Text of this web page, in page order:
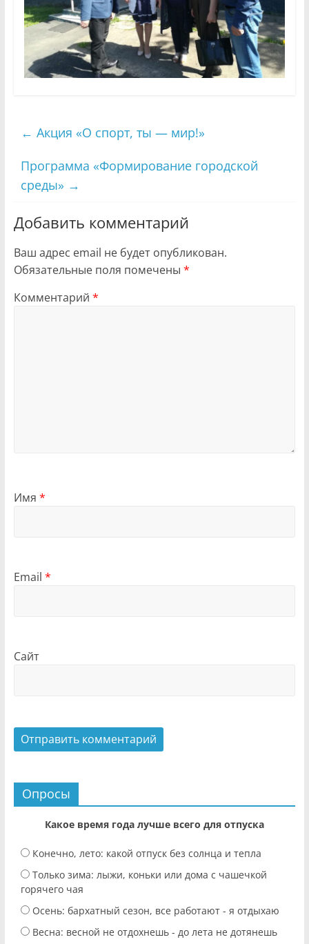
← Акция «О спорт, ты — мир!»
Программа «Формирование городской
среды» →
Добавить комментарий
Ваш адрес email не будет опубликован.
Обязательные поля помечены *
Комментарий *
Имя *
Email *
Сайт
Опросы
Какое время года лучше всего для отпуска
Конечно, лето: какой отпуск без солнца и тепла
Только зима: лыжи, коньки или дома с чашечкой
горячего чая
Осень: бархатный сезон, все работают - я отдыхаю
Весна: весной не отдохнешь - до лета не дотянешь